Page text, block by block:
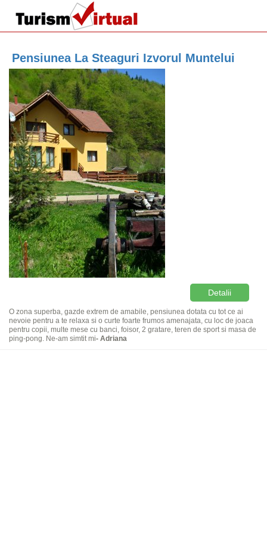
Pensiunea La Steaguri Izvorul Muntelui
Detalii
O zona superba, gazde extrem de amabile, pensiunea dotata cu tot ce ai
nevoie pentru a te relaxa si o curte foarte frumos amenajata, cu loc de joaca
pentru copii, multe mese cu banci, foisor, 2 gratare, teren de sport si masa de
ping-pong. Ne-am simtit mi- Adriana